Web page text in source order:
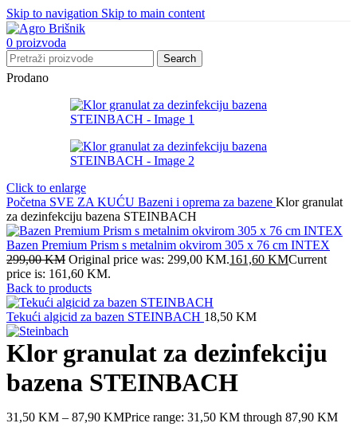
Skip to navigation Skip to main content
0 proizvoda
Search
Prodano
Click to enlarge
Početna SVE ZA KUĆU Bazeni i oprema za bazene Klor granulat
za dezinfekciju bazena STEINBACH
Bazen Premium Prism s metalnim okvirom 305 x 76 cm INTEX
299,00KM Original price was: 299,00 KM.161,60 KMCurrent
price is: 161,60 KM.
Back to products
Tekući algicid za bazen STEINBACH 18,50 KM
Klor granulat za dezinfekciju
bazena STEINBACH
31,50 KM – 87,90 KMPrice range: 31,50 KM through 87,90 KM